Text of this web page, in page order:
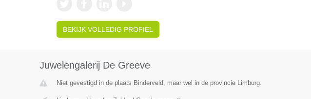
BEKIJK VOLLEDIG PROFIEL
Juwelengalerij De Greeve
Niet gevestigd in de plaats Binderveld, maar wel in de provincie Limburg.